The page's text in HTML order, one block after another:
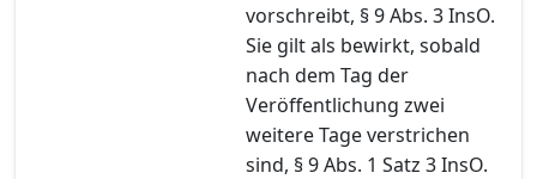
vorschreibt, § 9 Abs. 3 InsO.
Sie gilt als bewirkt, sobald
nach dem Tag der
Veröffentlichung zwei
weitere Tage verstrichen
sind, § 9 Abs. 1 Satz 3 InsO.